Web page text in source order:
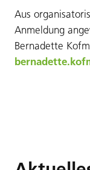
Aus
Anmeldung
Bernadette